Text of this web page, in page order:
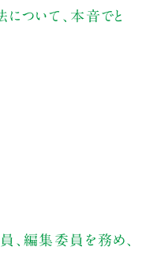
ついて、本音でと
編集委員を務め、